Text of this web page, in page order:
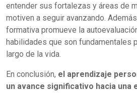
entender sus fortalezas y áreas de
motiven a seguir avanzando.
formativa promueve la
habilidades que son fundamentales
largo de la vida.
En conclusión, el aprendizaje
un avance significativo hacia una